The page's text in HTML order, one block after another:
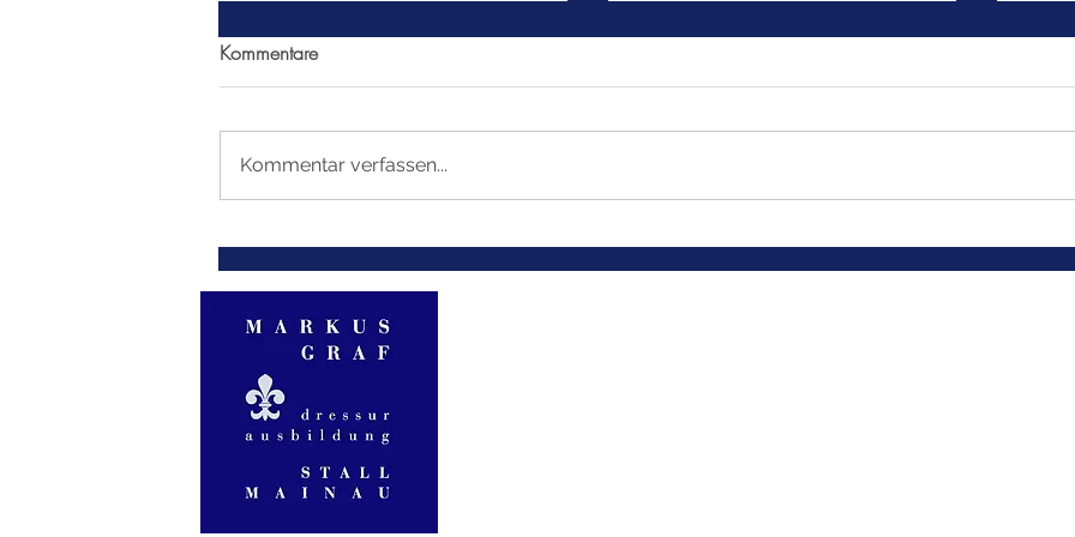
Kat. U25
Budapest 2026, Robynne &
Kommentare
Kommentar verfassen...